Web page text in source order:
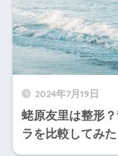
2024年7月19日
蛯原友里は整形
ラを比較してみた